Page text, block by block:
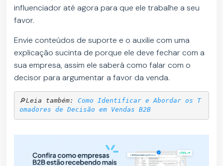
influenciador até agora para que ele trabalhe a seu
favor.
Envie conteúdos de suporte e o auxilie com uma
explicação sucinta de porque ele deve fechar com a
sua empresa, assim ele saberá como falar com o
decisor para argumentar a favor da venda.
🔎Leia também: Como Identificar e Abordar os T
omadores de Decisão em Vendas B2B